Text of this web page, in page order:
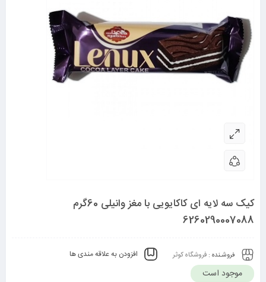
کیک سه لایه ای کاکایویی با مغز وانیلی 60گرم
6260290007088
فروشـنده : فروشگاه کوثر افزودن به علاقه مندی ها
موجود است